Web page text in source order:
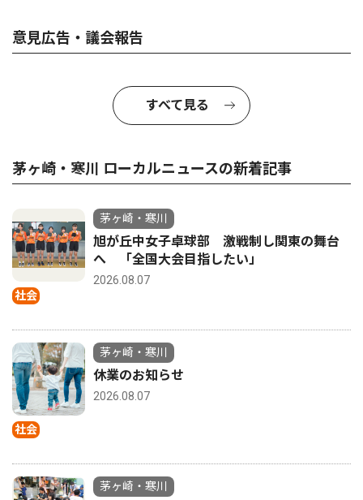
意見広告・議会報告
すべて見る
茅ヶ崎・寒川 ローカルニュースの新着記事
社会
茅ヶ崎・寒川
旭が丘中女子卓球部 激戦制し関東の舞台
へ 「全国大会目指したい」
2026.08.07
社会
茅ヶ崎・寒川
休業のお知らせ
2026.08.07
茅ヶ崎・寒川